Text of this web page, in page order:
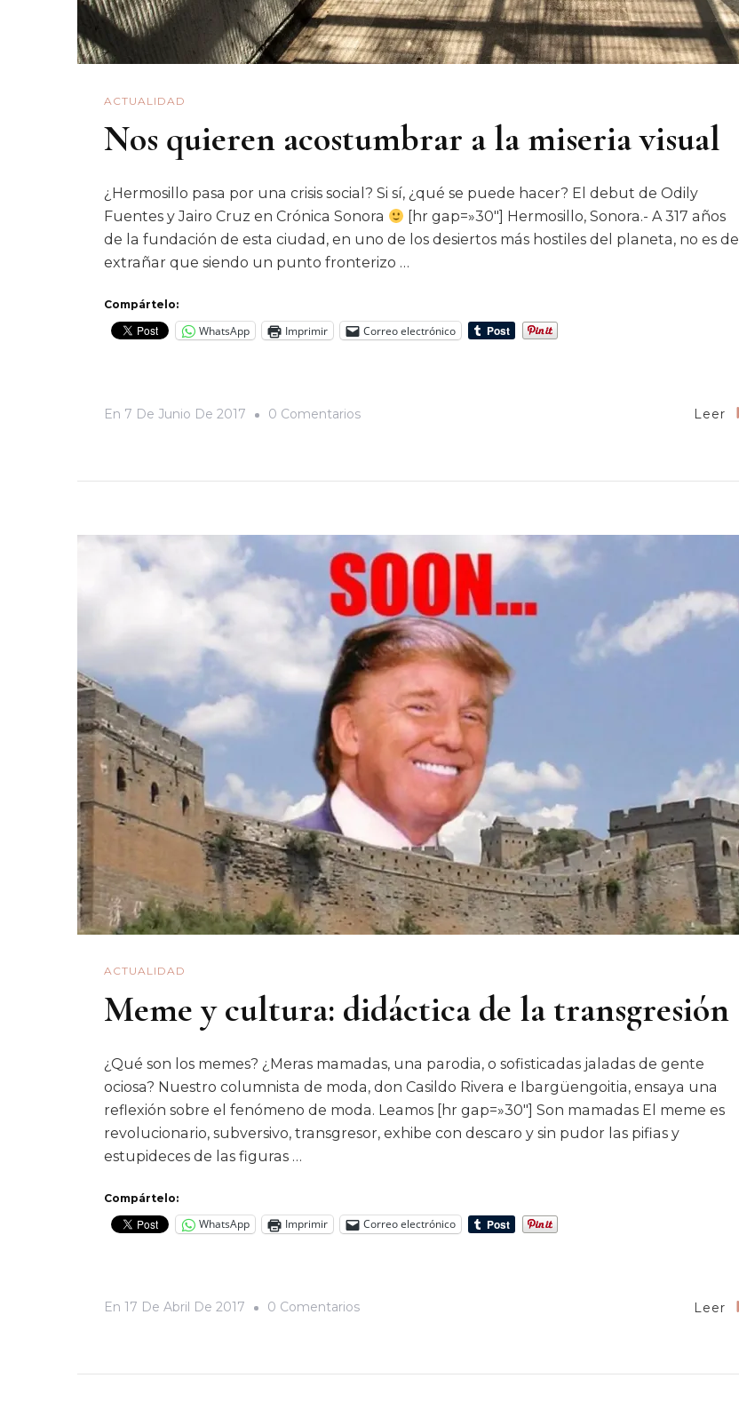
ACTUALIDAD
Nos quieren acostumbrar a la miseria visual
¿Hermosillo pasa por una crisis social? Si sí, ¿qué se puede hacer? El debut de Odily
Fuentes y Jairo Cruz en Crónica Sonora
[hr gap=»30″] Hermosillo, Sonora.- A 317 años
de la fundación de esta ciudad, en uno de los desiertos más hostiles del planeta, no es de
extrañar que siendo un punto fronterizo …
Compártelo:
WhatsApp Imprimir Correo electrónico
En 7 De Junio De 2017 0 ComentariosEn
La
Miseria
Visual
Leer
ACTUALIDAD
Meme y cultura: didáctica de la transgresión
¿Qué son los memes? ¿Meras mamadas, una parodia, o sofisticadas jaladas de gente
ociosa? Nuestro columnista de moda, don Casildo Rivera e Ibargüengoitia, ensaya una
reflexión sobre el fenómeno de moda. Leamos [hr gap=»30″] Son mamadas El meme es
revolucionario, subversivo, transgresor, exhibe con descaro y sin pudor las pifias y
estupideces de las figuras …
Compártelo:
WhatsApp Imprimir Correo electrónico
En 17 De Abril De 2017 0 ComentariosEn
Leer